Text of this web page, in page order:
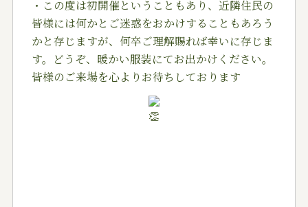
・この度は初開催ということもあり、近隣住民の
皆様には何かとご迷惑をおかけすることもあろう
かと存じますが、何卒ご理解賜れば幸いに存じま
す。どうぞ、暖かい服装にてお出かけください。
皆様のご来場を心よりお待ちしております